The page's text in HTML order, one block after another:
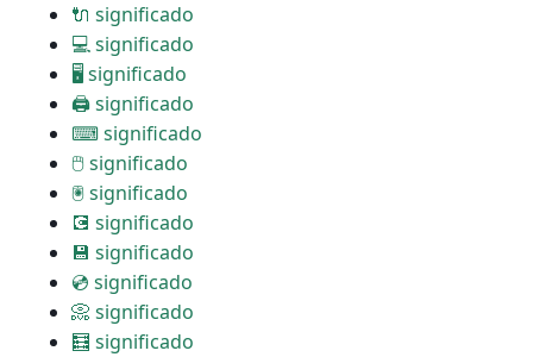
🔌 significado
💻 significado
🖥 significado
🖨 significado
⌨ significado
🖱 significado
🖲 significado
💽 significado
💾 significado
💿 significado
📀 significado
🧮 significado